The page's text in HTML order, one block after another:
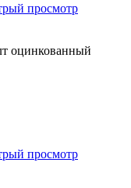
просмотр
просмотр